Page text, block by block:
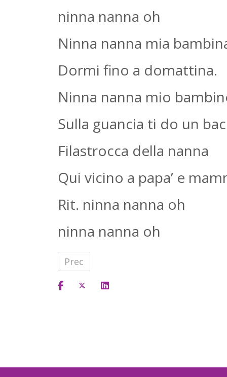
ninna nanna oh
Ninna nanna mia
Dormi fino a domattina.
Ninna nanna mio
Sulla guancia ti do un
Filastrocca della nanna
Qui vicino a papa’ e
Rit. ninna nanna oh
ninna nanna oh
Articolo precedente: Felicità
Prec